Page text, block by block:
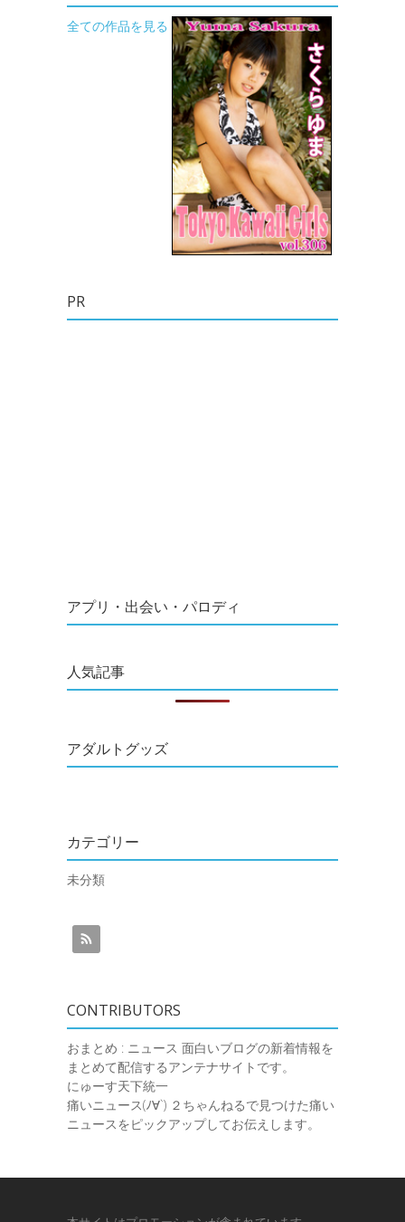
全ての作品を見る
PR
アプリ・出会い・パロディ
人気記事
アダルトグッズ
カテゴリー
未分類
CONTRIBUTORS
おまとめ : ニュース 面白いブログの新着情報を
まとめて配信するアンテナサイトです。
にゅーす天下統一
痛いニュース(ﾉ∀`) ２ちゃんねるで見つけた痛い
ニュースをピックアップしてお伝えします。